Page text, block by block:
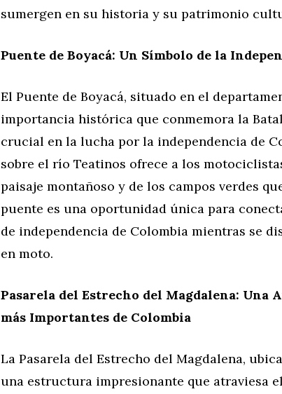
sumergen en su historia y su patrimonio
Puente de Boyacá: Un Símbolo de la
El Puente de Boyacá, situado en el
importancia histórica que conmemora la
crucial en la lucha por la independencia de
sobre el río Teatinos ofrece a los
paisaje montañoso y de los campos verdes
puente es una oportunidad única para
de independencia de Colombia mientras se
en moto.
Pasarela del Estrecho del Magdalena: Una
más Importantes de Colombia
La Pasarela del Estrecho del Magdalena,
una estructura impresionante que atraviesa